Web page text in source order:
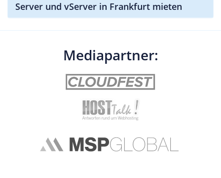
Server und vServer in Frankfurt mieten
Mediapartner: